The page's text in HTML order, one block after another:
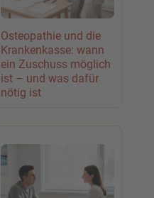
Osteopathie und die
Krankenkasse: wann
ein Zuschuss möglich
ist – und was dafür
nötig ist